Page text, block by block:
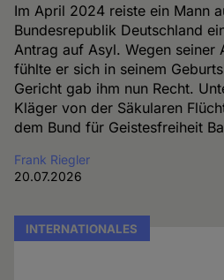
Im April 2024 reiste ein Mann
Bundesrepublik Deutschland
Antrag auf Asyl. Wegen seiner
fühlte er sich in seinem
Gericht gab ihm nun Recht.
Kläger von der Säkularen
dem Bund für Geistesfreiheit
Frank Riegler
20.07.2026
INTERNATIONALES